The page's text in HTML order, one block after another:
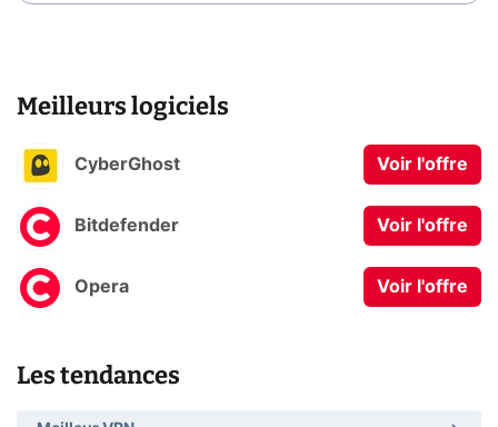
Meilleurs logiciels
CyberGhost Voir l'offre
Bitdefender Voir l'offre
Opera Voir l'offre
Les tendances